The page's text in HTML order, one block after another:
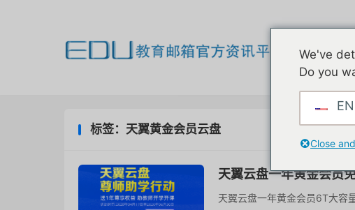
我们一直在
标签：天翼黄金会员云盘
天翼云盘一年黄金会员
天翼云盘一年黄金会员6T大容
We've
Do you
EN
Close